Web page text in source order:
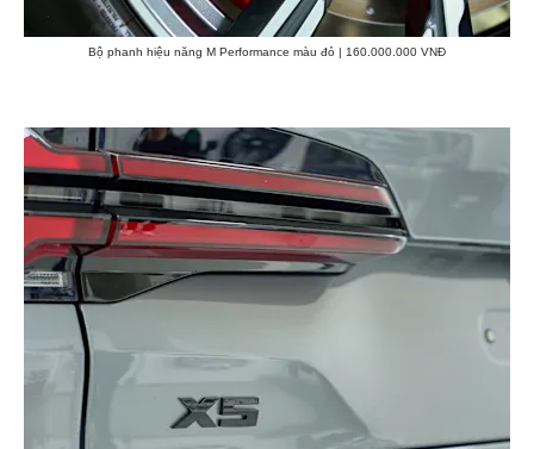
Bộ phanh hiệu năng M Performance màu đỏ | 160.000.000 VNĐ